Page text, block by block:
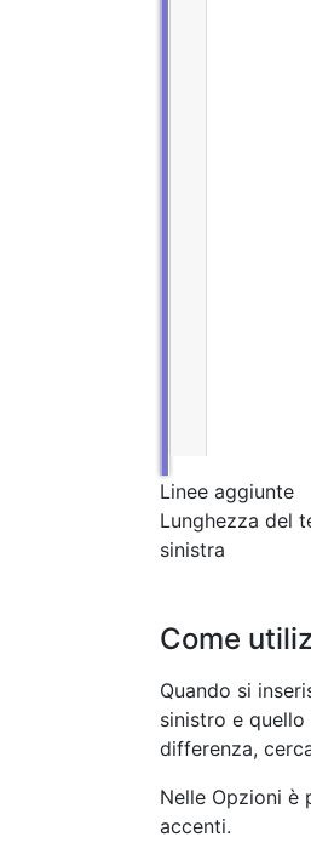
Linee aggiunte
Lunghezza del
sinistra
Come
Quando si
sinistro e
differenza,
Nelle Opzioni è
accenti.